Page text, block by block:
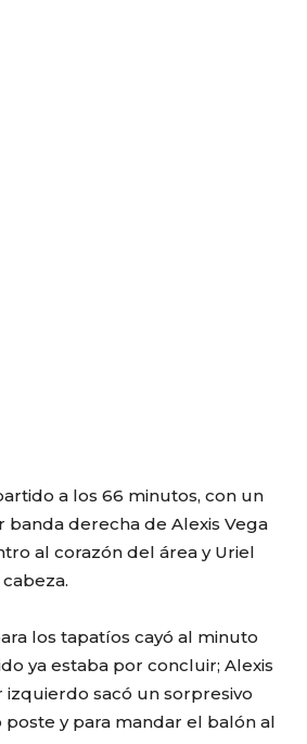
a los 66 minutos, con un
derecha de Alexis Vega
al corazón del área y Uriel
los tapatíos cayó al minuto
ya estaba por concluir; Alexis
izquierdo sacó un sorpresivo
y para mandar el balón al